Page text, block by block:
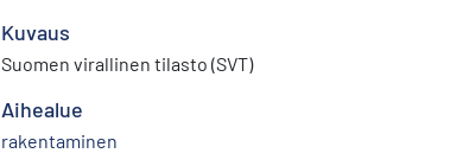
Kuvaus
Suomen virallinen tilasto (SVT)
Aihealue
rakentaminen